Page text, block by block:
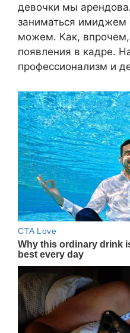
девочки мы
заниматься
можем. Как, впрочем,
появления в кадре.
профессионализм и